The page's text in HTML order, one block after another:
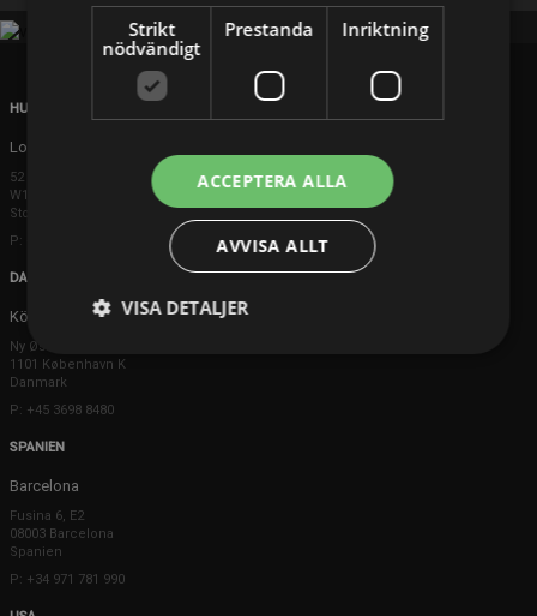
HUVUDKONTOR
London
52 Brook Street
W1K 5DS London
Storbritannien
P: +44 203 608 8181
DANMARK
Köpenhamn
Ny Østergade 20
1101 København K
Danmark
P: +45 3698 8480
SPANIEN
Barcelona
Fusina 6, E2
08003 Barcelona
Spanien
P: +34 971 781 990
Strikt
nödvändigt
Prestanda Inriktning
ACCEPTERA ALLA
AVVISA ALLT
VISA DETALJER